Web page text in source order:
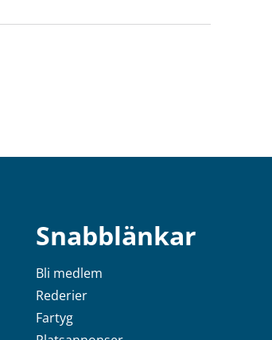
Snabblänkar
Bli medlem
Rederier
Fartyg